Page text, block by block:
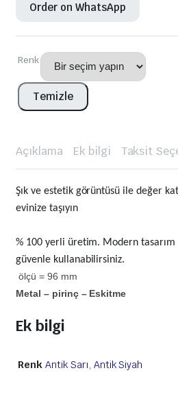
Order on WhatsApp
Renk
Temizle
Açıklama Ek bilgi Taksit
Şık ve estetik görüntüsü ile değer
evinize taşıyın
% 100 yerli üretim. Modern tasarım
güvenle kullanabilirsiniz.
ölçü = 96 mm
Metal – pirinç – Eskitme
Ek bilgi
Renk Antik Sarı, Antik Siyah